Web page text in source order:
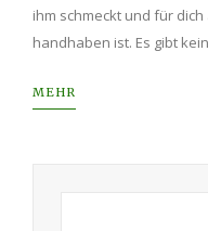
ihm schmeckt und für
handhaben ist. Es gibt
MEHR